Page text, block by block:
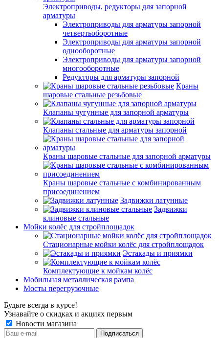
Электроприводы, редукторы для запорной
арматуры
Электроприводы для арматуры запорной
четвертьоборотные
Электроприводы для арматуры запорной
однооборотные
Электроприводы для арматуры запорной
многооборотные
Редукторы для арматуры запорной
Краны
шаровые стальные резьбовые
Клапаны чугунные для запорной арматуры
Клапаны стальные для арматуры запорной
Краны шаровые стальные для запорной арматуры
Краны шаровые стальные с комбинированным
присоединением
Задвижки латунные
Задвижки
клиновые стальные
Мойки колёс для стройплощадок
Стационарные мойки колёс для стройплощадок
Эстакады и приямки
Комплектующие к мойкам колёс
Мобильная металлическая рампа
Мосты перегрузочные
Будьте всегда в курсе!
Узнавайте о скидках и акциях первым
Новости магазина